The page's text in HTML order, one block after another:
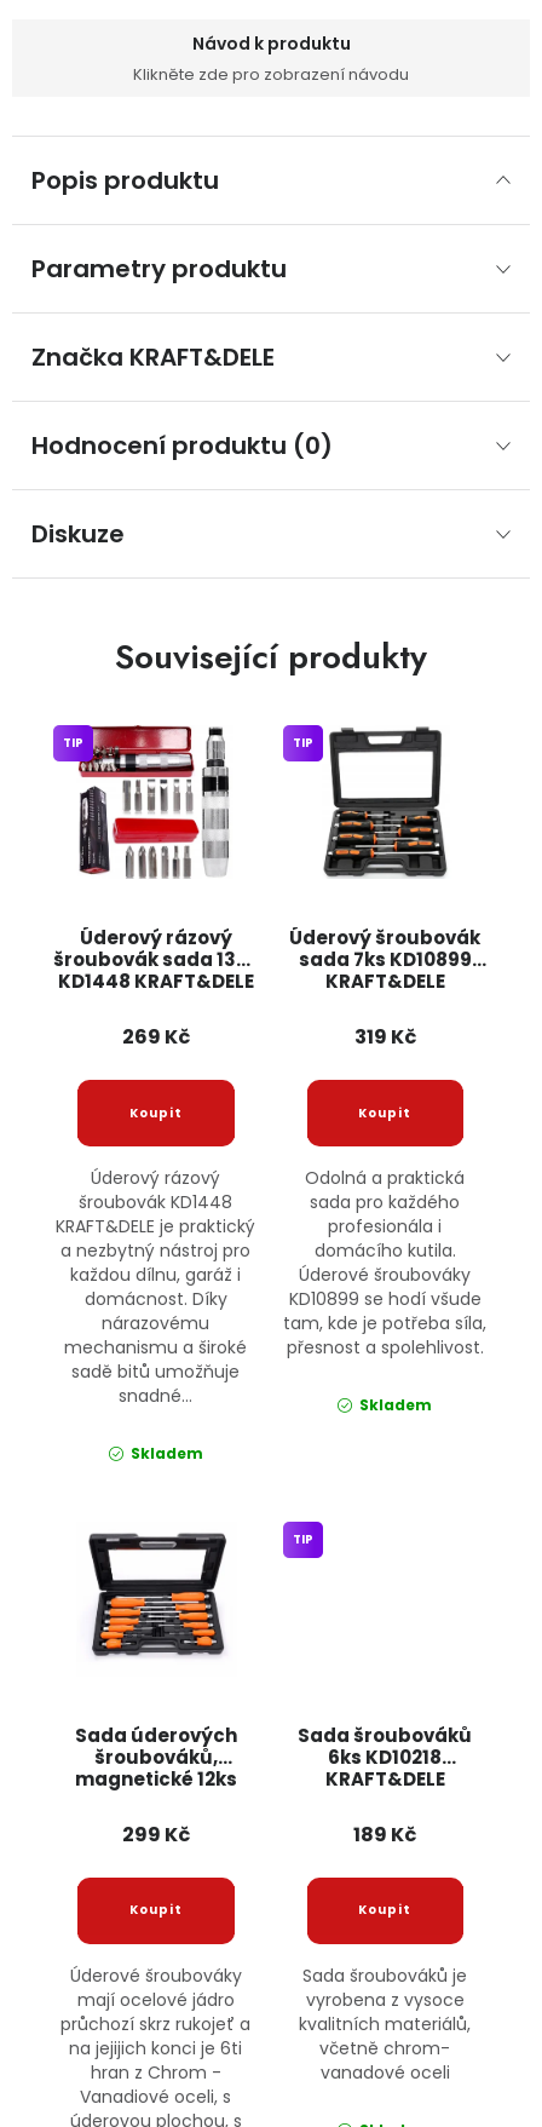
Návod k produktu
Klikněte zde pro zobrazení návodu
Popis produktu
Parametry produktu
Značka KRAFT&DELE
Hodnocení produktu (0)
Diskuze
Související produkty
Úderový rázový
šroubovák sada 13ks
KD1448 KRAFT&DELE
TIP
269 Kč
Úderový rázový
šroubovák KD1448
KRAFT&DELE je praktický
a nezbytný nástroj pro
každou dílnu, garáž i
domácnost. Díky
nárazovému
mechanismu a široké
sadě bitů umožňuje
snadné...
Skladem
Úderový šroubovák
sada 7ks KD10899
KRAFT&DELE
TIP
319 Kč
Odolná a praktická
sada pro každého
profesionála i
domácího kutila.
Úderové šroubováky
KD10899 se hodí všude
tam, kde je potřeba síla,
přesnost a spolehlivost.
Skladem
Sada úderových
šroubováků,
magnetické 12ks
KRAFT&DELE
299 Kč
Úderové šroubováky
mají ocelové jádro
průchozí skrz rukojeť a
na jejijich konci je 6ti
hran z Chrom -
Vanadiové oceli, s
úderovou plochou, s
Sada šroubováků
6ks KD10218
KRAFT&DELE
TIP
189 Kč
Sada šroubováků je
vyrobena z vysoce
kvalitních materiálů,
včetně chrom-
vanadové oceli